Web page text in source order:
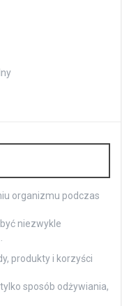
organizmu podczas
niezwykle
produkty i korzyści
sposób odżywiania,